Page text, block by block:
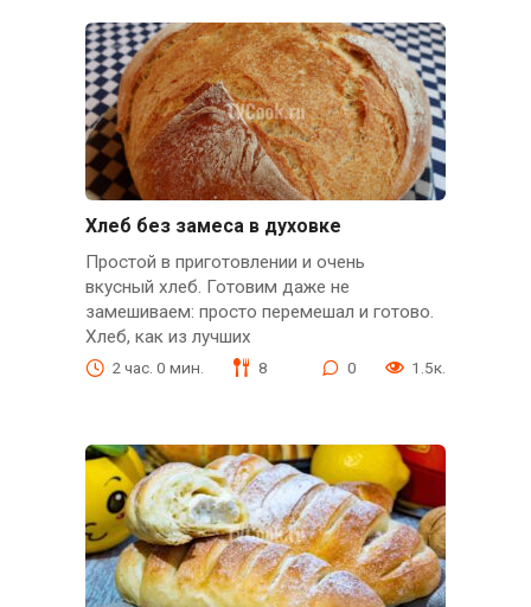
Хлеб без замеса в духовке
Простой в приготовлении и очень
вкусный хлеб. Готовим даже не
замешиваем: просто перемешал и готово.
Хлеб, как из лучших
2 час. 0 мин. 8 0 1.5к.